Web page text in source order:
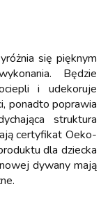
się pięknym
Będzie
i udekoruje
ponadto poprawia
struktura
certyfikat Oeko-
dla dziecka
dywany mają